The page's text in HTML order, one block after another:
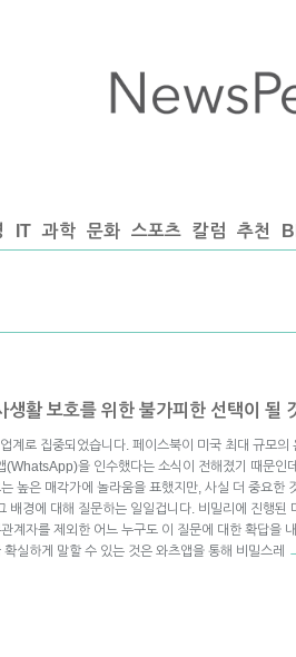
IT 과학 문화 스포츠 칼럼 추천
활 보호를 위한 불가피한 선택이 될
계로 집중되었습니다. 페이스북이 미국 최대 규모의
(WhatsApp)을 인수했다는 소식이 전해졌기 때문인
높은 매각가에 놀라움을 표했지만, 사실 더 중요한
배경에 대해 질문하는 일일겁니다. 비밀리에 진행된
계자를 제외한 어느 누구도 이 질문에 대한 확답을
실하게 말할 수 있는 것은 와츠앱을 통해 비밀스레